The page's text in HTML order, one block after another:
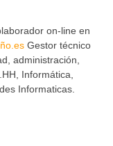
on-line en
Gestor técnico
administración,
Informática,
Informaticas.